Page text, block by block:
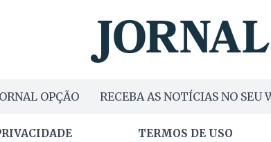
OPÇÃO RECEBA AS NOTÍCIAS NO SEU
TERMOS DE USO